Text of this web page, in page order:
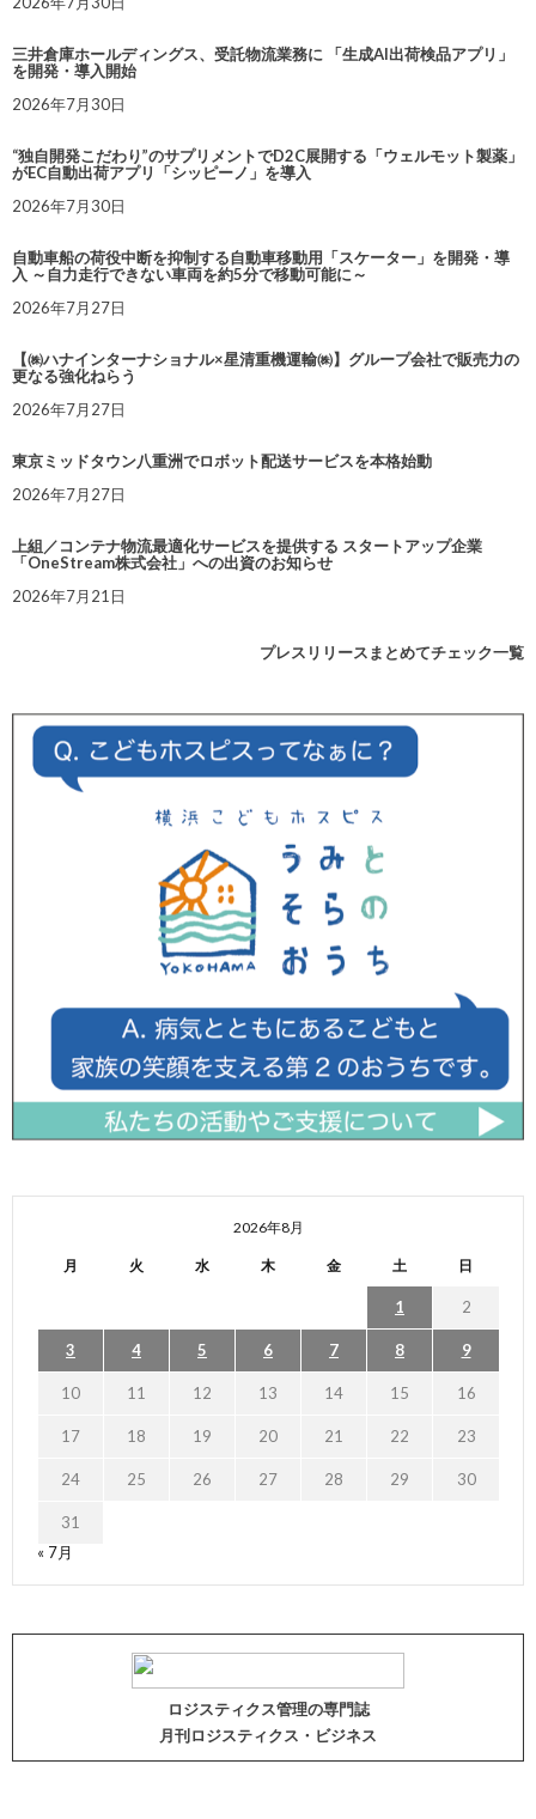
三井倉庫ホールディングス、受託物流業務に 「生成AI出荷検品アプリ」
を開発・導入開始
2026年7月30日
“独自開発こだわり”のサプリメントでD2C展開する「ウェルモット製薬」
がEC自動出荷アプリ「シッピーノ」を導入
2026年7月30日
自動車船の荷役中断を抑制する自動車移動用「スケーター」を開発・導
入 ～自力走行できない車両を約5分で移動可能に～
2026年7月27日
【㈱ハナインターナショナル×星清重機運輸㈱】グループ会社で販売力の
更なる強化ねらう
2026年7月27日
東京ミッドタウン八重洲でロボット配送サービスを本格始動
2026年7月27日
上組／コンテナ物流最適化サービスを提供する スタートアップ企業
「OneStream株式会社」への出資のお知らせ
2026年7月21日
プレスリリースまとめてチェック一覧
2026年8月
月 火 水 木 金 土 日
1 2
3 4 5 6 7 8 9
10 11 12 13 14 15 16
17 18 19 20 21 22 23
24 25 26 27 28 29 30
31
« 7月
ロジスティクス管理の専門誌
月刊ロジスティクス・ビジネス